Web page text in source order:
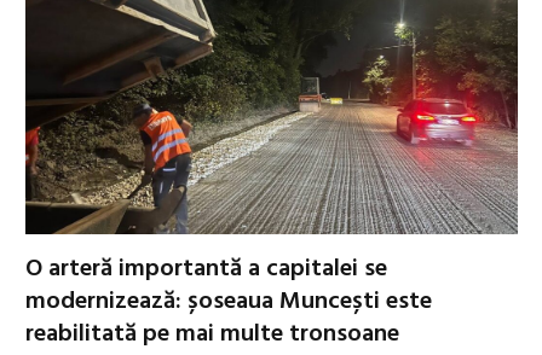
O arteră importantă a capitalei se
modernizează: șoseaua Muncești este
reabilitată pe mai multe tronsoane